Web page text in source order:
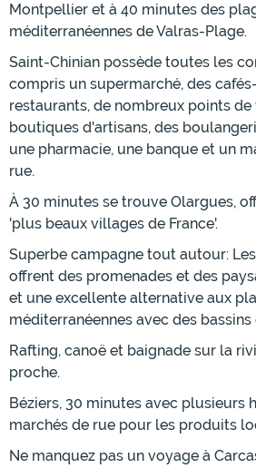
Montpellier et à 40 minutes des
méditerranéennes de Valras-Plage.
Saint-Chinian possède toutes les
compris un supermarché, des
restaurants, de nombreux points de
boutiques d'artisans, des
une pharmacie, une banque et un
rue.
À 30 minutes se trouve Olargues,
'plus beaux villages de France'.
Superbe campagne tout autour:
offrent des promenades et des
et une excellente alternative aux
méditerranéennes avec des
Rafting, canoë et baignade sur la
proche.
Béziers, 30 minutes avec plusieurs
marchés de rue pour les produits
Ne manquez pas un voyage à